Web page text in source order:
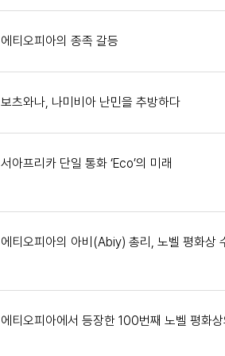
에티오피아의 종족 갈등
보츠와나, 나미비아 난민을 추방하다
서아프리카 단일 통화 ‘Eco’의 미래
에티오피아의 아비(Abiy) 총리, 노벨 평화상
에티오피아에서 등장한 100번째 노벨 평화